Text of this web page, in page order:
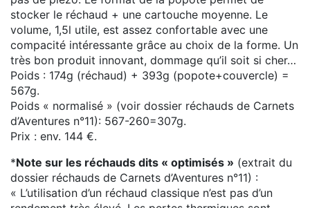
stocker le réchaud + une cartouche moyenne. Le
volume, 1,5l utile, est assez confortable avec une
compacité intéressante grâce au choix de la forme. Un
très bon produit innovant, dommage qu’il soit si cher…
Poids : 174g (réchaud) + 393g (popote+couvercle) =
567g.
Poids « normalisé » (voir dossier réchauds de Carnets
d’Aventures n°11): 567-260=307g.
Prix : env. 144 €.
*Note sur les réchauds dits « optimisés » (extrait du
dossier réchauds de Carnets d’Aventures n°11) :
« L’utilisation d’un réchaud classique n’est pas d’un